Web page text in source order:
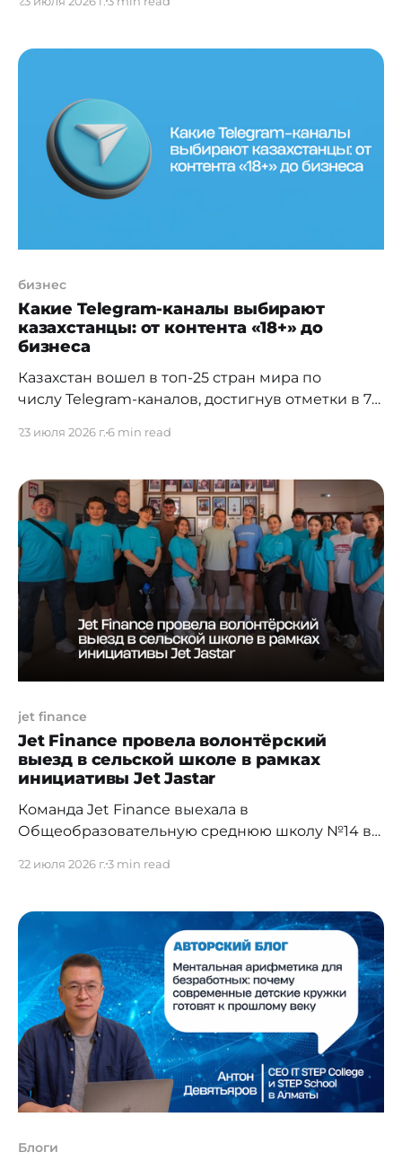
масштабную кампанию «Еще больше эмоций с
возможность проникнуться атмосферой
почувствовать себя частью главного
футбольного события планеты. В рамках
кампании была выпущена лимитированная
серия баночек и PET-бутылок Coca-Cola Classic
бизнес
Какие Telegram-каналы выбирают
казахстанцы: от контента «18+» до
бизнеса
Казахстан вошел в топ-25 стран мира по
числу Telegram-каналов, достигнув отметки в 75
предпочтение развлекательному контенту —
музыкальные каналы, кино и категория «18+»
здесь опережают по объему аудитории
общественно-политическую и религиозную
повестки. Аналитика подробно раскрывает, как
устроены внутренние процессы
23 июля 2026 г.6 min read
jet finance
Jet Finance провела волонтёрский
выезд в сельской школе в рамках
инициативы Jet Jastar
Команда Jet Finance выехала в
Общеобразовательную среднюю школу №14 в
инициативы Jet Jastar. В этот раз выезд стал
на благоустройство школы приехали
основатель Jet Finance Азамат Сейтбеков и
известный казахстанский блогер и инвестор
Алишер Еликбаев. Команда помогла с
благоустройством школьной
22 июля 2026 г.3 min read
Блоги